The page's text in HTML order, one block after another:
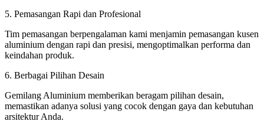
5. Pemasangan Rapi dan Profesional
Tim pemasangan berpengalaman kami menjamin pemasangan kusen
aluminium dengan rapi dan presisi, mengoptimalkan performa dan
keindahan produk.
6. Berbagai Pilihan Desain
Gemilang Aluminium memberikan beragam pilihan desain,
memastikan adanya solusi yang cocok dengan gaya dan kebutuhan
arsitektur Anda.